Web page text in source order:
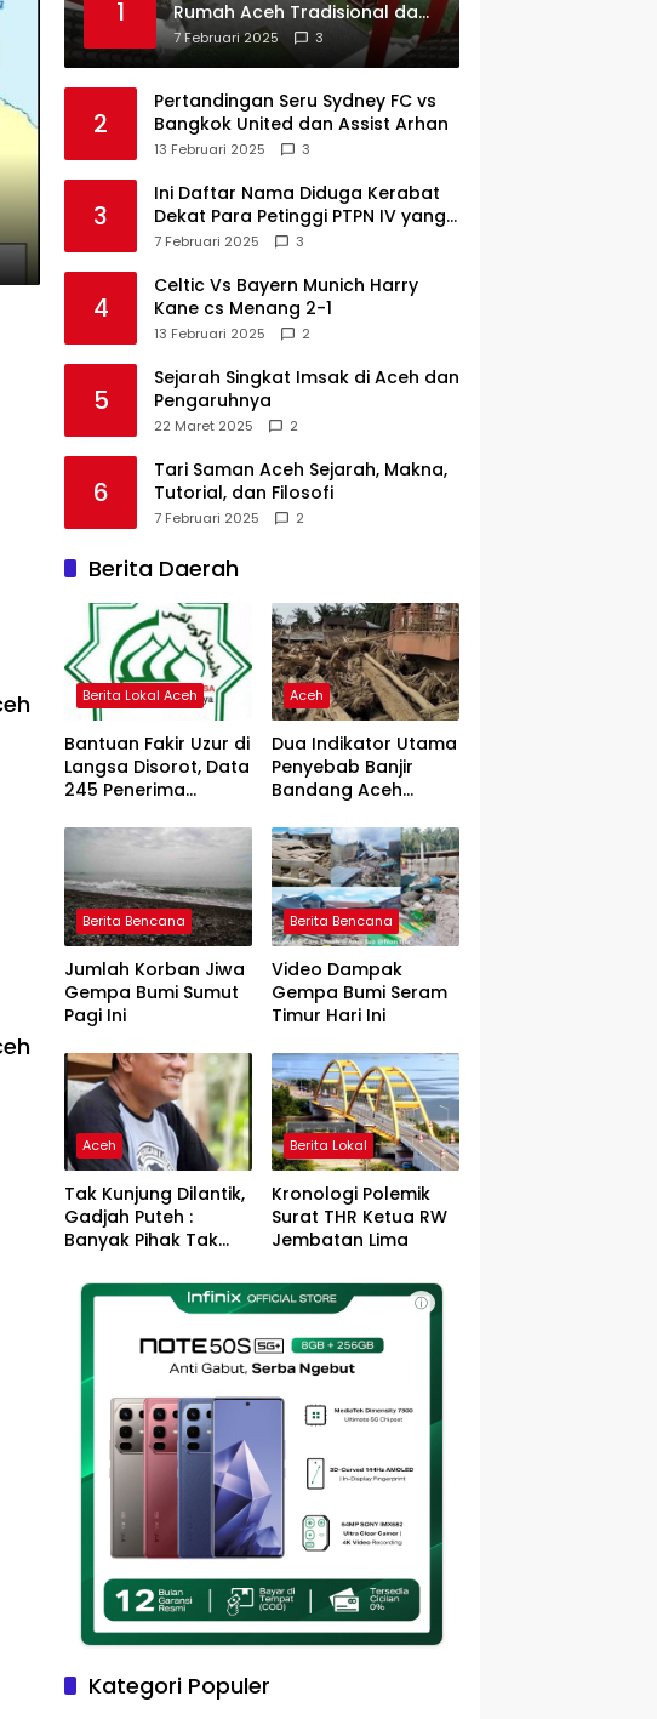
1
Rumah Aceh Tradisional dan
Sejarah Perkembangannya
7 Februari 2025 3
2
Pertandingan Seru Sydney FC vs
Bangkok United dan Assist Arhan
13 Februari 2025 3
3
Ini Daftar Nama Diduga Kerabat
Dekat Para Petinggi PTPN IV yang
Lulus PKWT
7 Februari 2025 3
4
Celtic Vs Bayern Munich Harry
Kane cs Menang 2-1
13 Februari 2025 2
5
Sejarah Singkat Imsak di Aceh dan
Pengaruhnya
22 Maret 2025 2
6
Tari Saman Aceh Sejarah, Makna,
Tutorial, dan Filosofi
7 Februari 2025 2
Berita Daerah
Berita Lokal Aceh
Bantuan Fakir Uzur di
Langsa Disorot, Data
245 Penerima
Aceh
Dua Indikator Utama
Penyebab Banjir
Bandang Aceh
Puteh Soroti
Kerusakan DAS
Berita Bencana
Jumlah Korban Jiwa
Gempa Bumi Sumut
Pagi Ini
Berita Bencana
Video Dampak
Gempa Bumi Seram
Timur Hari Ini
Aceh
Tak Kunjung Dilantik,
Gadjah Puteh :
Banyak Pihak Tak
Jadi Pemimpin Kota
Berita Lokal
Kronologi Polemik
Surat THR Ketua RW
Jembatan Lima
ⓘ
Kategori Populer